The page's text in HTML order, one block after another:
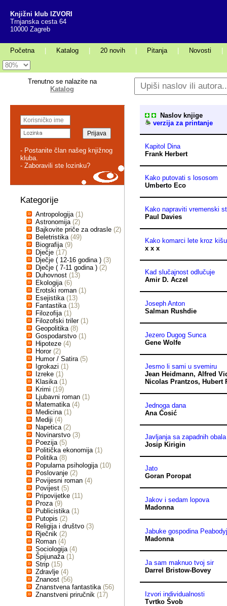
Knjižni klub IZVORI
Trnjanska cesta 64
10000 Zagreb
Početna Katalog 20 novih Pitanja Novosti
Trenutno se nalazite na
Katalog
- Postanite član našeg knjižnog
kluba.
- Zaboravili ste lozinku?
Kategorije
Antropologija (1)
Astronomija (2)
Bajkovite priče za odrasle (2)
Beletristika (49)
Biografija (9)
Dječje (17)
Dječje ( 12-16 godina ) (3)
Dječje ( 7-11 godina ) (2)
Duhovnost (13)
Ekologija (6)
Erotski roman (1)
Esejistika (13)
Fantastika (13)
Filozofija (1)
Filozofski triler (1)
Geopolitika (8)
Gospodarstvo (1)
Hipoteze (4)
Horor (2)
Humor / Satira (5)
Igrokazi (1)
Izreke (1)
Klasika (1)
Krimi (19)
Ljubavni roman (1)
Matematika (4)
Medicina (1)
Mediji (4)
Napetica (2)
Novinarstvo (3)
Poezija (5)
Politička ekonomija (1)
Politika (8)
Popularna psihologija (10)
Poslovanje (2)
Povijesni roman (4)
Povijest (5)
Pripovijetke (11)
Proza (9)
Publicistika (1)
Putopis (2)
Religija i društvo (3)
Rječnik (2)
Roman (4)
Sociologija (4)
Špijunaža (1)
Strip (15)
Zdravlje (4)
Znanost (56)
Znanstvena fantastika (56)
Znanstveni priručnik (17)
Naslov knjige
verzija za printanje
Kapitol Dina
Frank Herbert
Kako putovati s lososom
Umberto Eco
Kako napraviti vremenski
Paul Davies
Kako komarci lete kroz kišu
x x x
Kad slučajnost odlučuje
Amir D. Aczel
Joseph Anton
Salman Rushdie
Jezero Dugog Sunca
Gene Wolfe
Jesmo li sami u svemiru
Jean Heidmann,Alfred
Nicolas Prantzos, Hubert
Jednoga dana
Ana Ćosić
Javljanja sa zapadnih obala
Josip Kirigin
Jato
Goran Poropat
Jakov i sedam lopova
Madonna
Jabuke gospodina
Madonna
Ja sam maknuo tvoj sir
Darrel Bristow-Bovey
Izvori individualnosti
Tvrtko Švob